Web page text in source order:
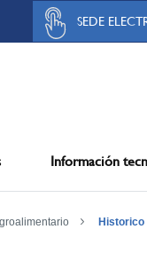
SEDE
Información
Historico